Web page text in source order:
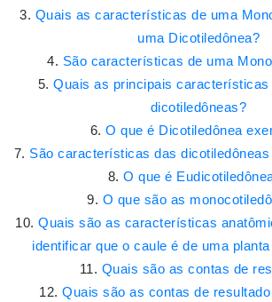
Quais as características de uma
uma Dicotiledônea?
São características de uma
Quais as principais características
dicotiledôneas?
O que é Dicotiledônea
São características das
O que é
O que são as
Quais são as características
identificar que o caule é de uma
Quais são as contas de
Quais são as contas de